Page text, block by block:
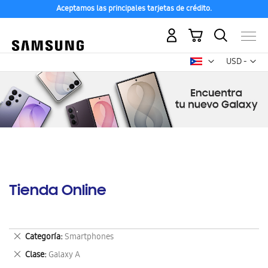
Aceptamos las principales tarjetas de crédito.
USD -
dólar
Mi carrito
Tienda Online
Categoría Smartphones
Eliminar
este
artículo
Clase Galaxy A
Eliminar